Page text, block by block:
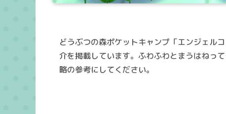
どうぶつの森ポケットキャンプ「エンジェル
介を掲載しています。ふわふわとまうはねっ
略の参考にしてください。